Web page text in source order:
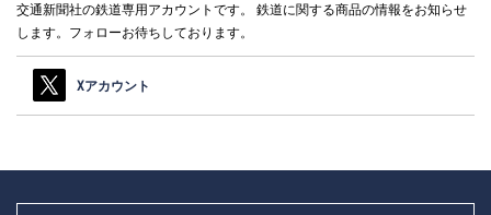
交通新聞社の鉄道専用アカウントです。 鉄道に関する商品の情報をお知らせ
します。フォローお待ちしております。
Xアカウント